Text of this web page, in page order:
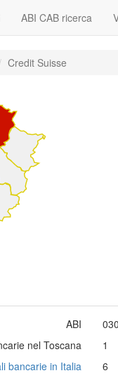
ABI CAB ricerca
Credit Suisse
ABI
nel Toscana
1
bancarie in Italia
6